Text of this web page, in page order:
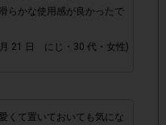
購入
あたり複数回の参加が
ンケートにつき1人1回
らかな使用感が良かったで
21 日 にじ・30 代・女性)
くて置いておいても気にな